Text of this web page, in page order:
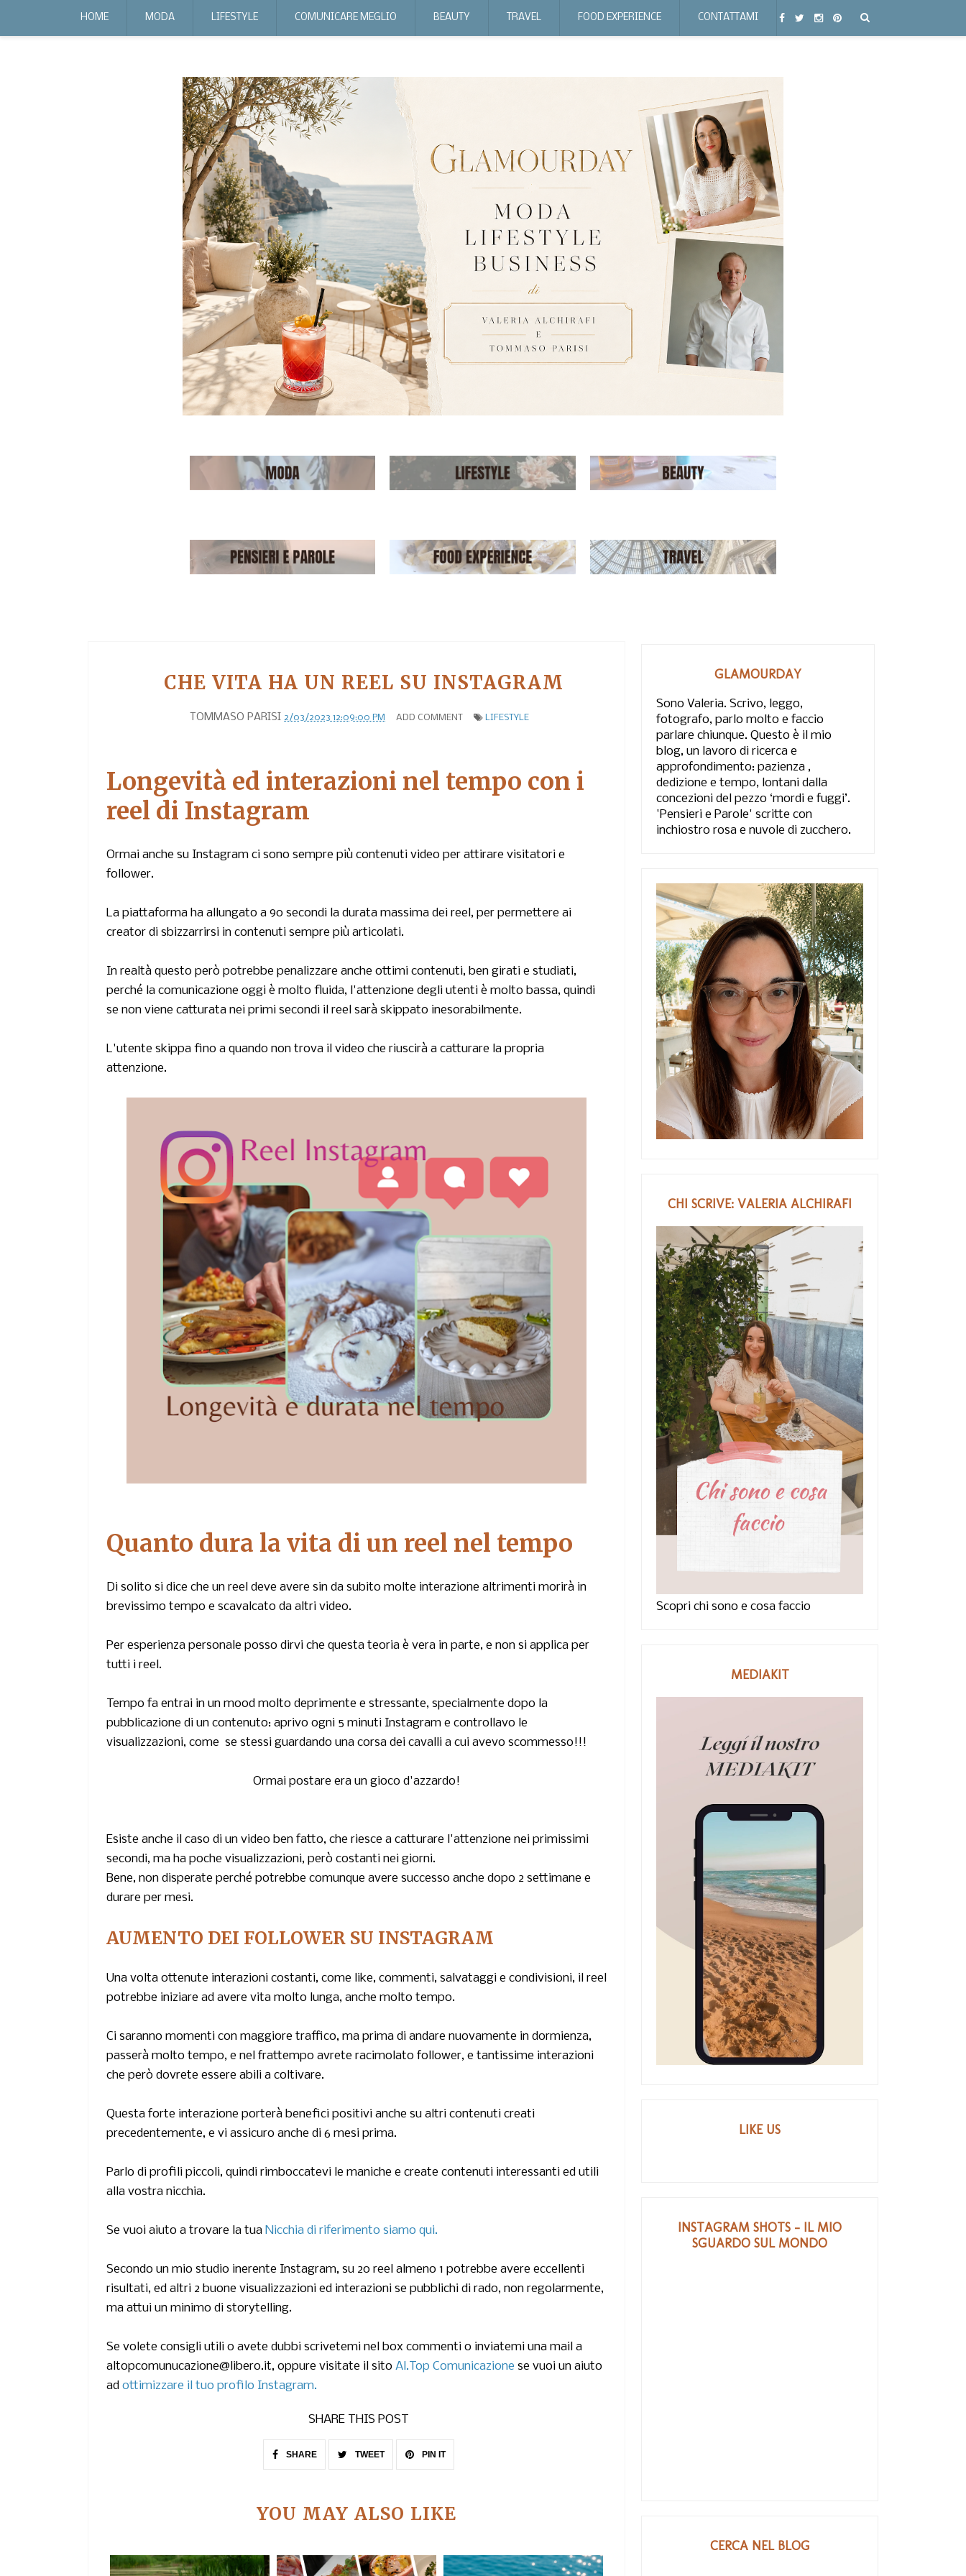
HOME MODA LIFESTYLE COMUNICARE MEGLIO BEAUTY TRAVEL FOOD EXPERIENCE CONTATTAMI
CHE VITA HA UN REEL SU INSTAGRAM
TOMMASO PARISI 2/03/2023 12:09:00 PM ADD COMMENT LIFESTYLE
Longevità ed interazioni nel tempo con i
reel di Instagram
Ormai anche su Instagram ci sono sempre più contenuti video per attirare visitatori e
follower.
La piattaforma ha allungato a 90 secondi la durata massima dei reel, per permettere ai
creator di sbizzarrirsi in contenuti sempre più articolati.
In realtà questo però potrebbe penalizzare anche ottimi contenuti, ben girati e studiati,
perché la comunicazione oggi è molto fluida, l'attenzione degli utenti è molto bassa, quindi
se non viene catturata nei primi secondi il reel sarà skippato inesorabilmente.
L'utente skippa fino a quando non trova il video che riuscirà a catturare la propria
attenzione.
Quanto dura la vita di un reel nel tempo
Di solito si dice che un reel deve avere sin da subito molte interazione altrimenti morirà in
brevissimo tempo e scavalcato da altri video.
Per esperienza personale posso dirvi che questa teoria è vera in parte, e non si applica per
tutti i reel.
Tempo fa entrai in un mood molto deprimente e stressante, specialmente dopo la
pubblicazione di un contenuto: aprivo ogni 5 minuti Instagram e controllavo le
visualizzazioni, come se stessi guardando una corsa dei cavalli a cui avevo scommesso!!!
Ormai postare era un gioco d'azzardo!
Esiste anche il caso di un video ben fatto, che riesce a catturare l'attenzione nei primissimi
secondi, ma ha poche visualizzazioni, però costanti nei giorni.
Bene, non disperate perché potrebbe comunque avere successo anche dopo 2 settimane e
durare per mesi.
AUMENTO DEI FOLLOWER SU INSTAGRAM
Una volta ottenute interazioni costanti, come like, commenti, salvataggi e condivisioni, il reel
potrebbe iniziare ad avere vita molto lunga, anche molto tempo.
Ci saranno momenti con maggiore traffico, ma prima di andare nuovamente in dormienza,
passerà molto tempo, e nel frattempo avrete racimolato follower, e tantissime interazioni
che però dovrete essere abili a coltivare.
Questa forte interazione porterà benefici positivi anche su altri contenuti creati
precedentemente, e vi assicuro anche di 6 mesi prima.
Parlo di profili piccoli, quindi rimboccatevi le maniche e create contenuti interessanti ed utili
alla vostra nicchia.
Se vuoi aiuto a trovare la tua Nicchia di riferimento siamo qui.
Secondo un mio studio inerente Instagram, su 20 reel almeno 1 potrebbe avere eccellenti
risultati, ed altri 2 buone visualizzazioni ed interazioni se pubblichi di rado, non regolarmente,
ma attui un minimo di storytelling.
Se volete consigli utili o avete dubbi scrivetemi nel box commenti o inviatemi una mail a
altopcomunucazione@libero.it, oppure visitate il sito Al.Top Comunicazione se vuoi un aiuto
ad ottimizzare il tuo profilo Instagram.
SHARE THIS POST
SHARE TWEET PIN IT
YOU MAY ALSO LIKE
GLAMOURDAY
Sono Valeria. Scrivo, leggo,
fotografo, parlo molto e faccio
parlare chiunque. Questo è il mio
blog, un lavoro di ricerca e
approfondimento: pazienza ,
dedizione e tempo, lontani dalla
concezioni del pezzo ‘mordi e fuggi’.
'Pensieri e Parole' scritte con
inchiostro rosa e nuvole di zucchero.
CHI SCRIVE: VALERIA ALCHIRAFI
Scopri chi sono e cosa faccio
MEDIAKIT
LIKE US
INSTAGRAM SHOTS - IL MIO
SGUARDO SUL MONDO
CERCA NEL BLOG